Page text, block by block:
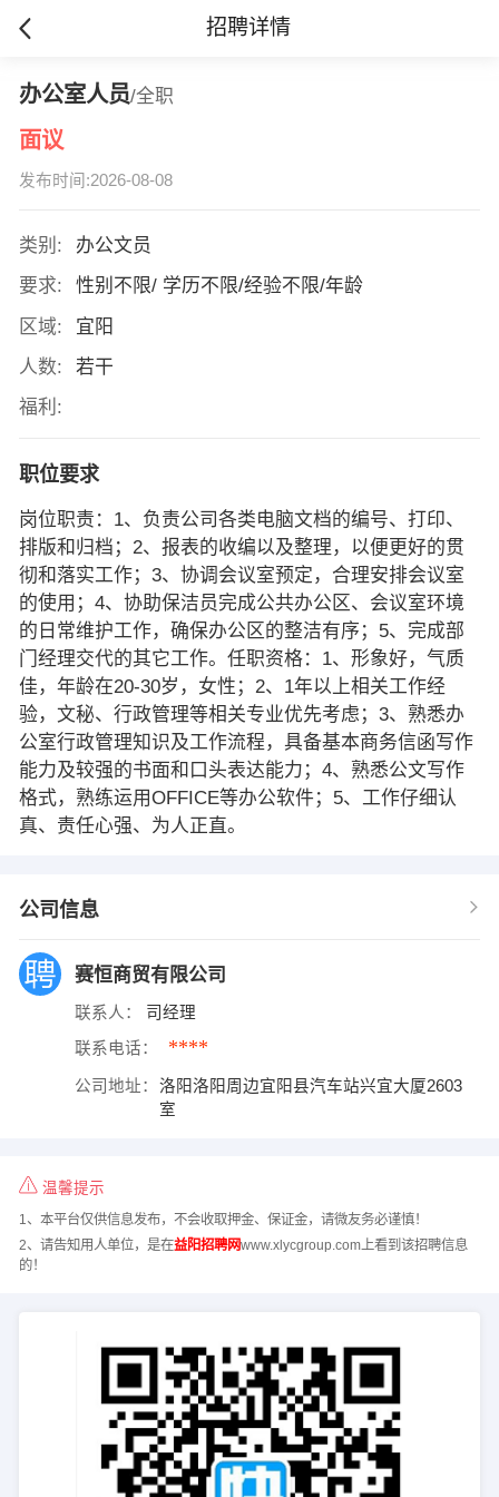
招聘详情
办公室人员/全职
面议
发布时间:2026-08-08
类别:
办公文员
要求:
性别不限/ 学历不限/经验不限/年龄
区域:
宜阳
人数:
若干
福利:
职位要求
岗位职责：1、负责公司各类电脑文档的编号、打印、
排版和归档；2、报表的收编以及整理，以便更好的贯
彻和落实工作；3、协调会议室预定，合理安排会议室
的使用；4、协助保洁员完成公共办公区、会议室环境
的日常维护工作，确保办公区的整洁有序；5、完成部
门经理交代的其它工作。任职资格：1、形象好，气质
佳，年龄在20-30岁，女性；2、1年以上相关工作经
验，文秘、行政管理等相关专业优先考虑；3、熟悉办
公室行政管理知识及工作流程，具备基本商务信函写作
能力及较强的书面和口头表达能力；4、熟悉公文写作
格式，熟练运用OFFICE等办公软件；5、工作仔细认
真、责任心强、为人正直。
公司信息
赛恒商贸有限公司
联系人： 司经理
联系电话： ****
公司地址：
洛阳洛阳周边宜阳县汽车站兴宜大厦2603
室
温馨提示
1、本平台仅供信息发布，不会收取押金、保证金，请微友务必谨慎！
2、请告知用人单位，是在益阳招聘网www.xlycgroup.com上看到该招聘信息
的！